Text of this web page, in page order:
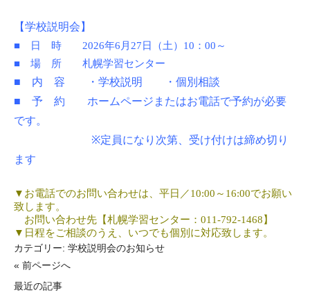
【学校説明会】
■ 日 時 2026年6月27日（土）10：00～
■ 場 所 札幌学習センター
■ 内 容 ・学校説明 ・個別相談
■ 予 約 ホームページまたはお電話で予約が必要
です。
※定員になり次第、受け付けは締め切り
ます
▼ お電話でのお問い合わせは、平日／10:00 ～ 16:00でお願い
致します。
お問い合わせ先【札幌学習センター： 011-792-1468 】
▼ 日程をご相談のうえ、いつでも個別に対応致します。
カテゴリー: 学校説明会のお知らせ
« 前ページへ
最近の記事